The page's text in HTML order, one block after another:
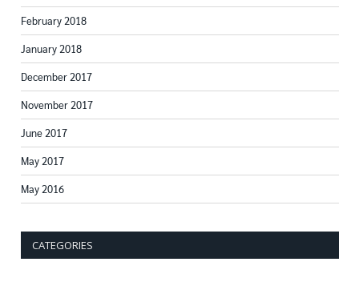
February 2018
January 2018
December 2017
November 2017
June 2017
May 2017
May 2016
CATEGORIES